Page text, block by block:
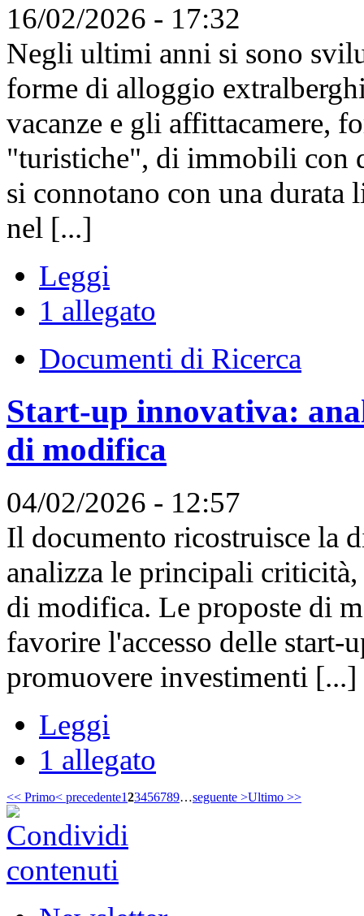
16/02/2026 - 17:32
Negli ultimi anni si sono
forme di alloggio
vacanze e gli affittacamere,
"turistiche", di immobili con
si connotano con una
nel [...]
Leggi
1 allegato
Documenti di Ricerca
Start-up innovativa:
di modifica
04/02/2026 - 12:57
Il documento ricostruisce la
analizza le principali
di modifica. Le proposte di
favorire l'accesso delle start-
promuovere investimenti [...]
Leggi
1 allegato
<< Primo< precedente123456789…seguente >Ultimo >>